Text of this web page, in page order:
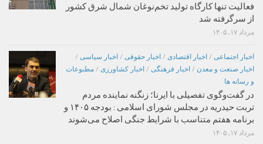
فعالیت تنها کارگاه تولید تخم‌نوغان شمال شرق کشور
از سرگرفته شد
مرداد ۱۷, ۱۴۰۵
اخبار اجتماعی / اخبار اقتصادی / اخبار حقوقی / اخبار سیاسی /
اخبار صنعت و معدن / اخبار فرهنگی / اخبار کشاورزی / مطبوعات
و رسانه ها
در گفت‌وگوی تفصیلی با ایرنا؛ زنگنه نماینده مردم
تربت حیدریه در مجلس شورای اسلامی : بودجه ۱۴۰۵ و
برنامه هفتم متناسب با شرایط جنگی اصلاح می‌شوند
مرداد ۱۷, ۱۴۰۵